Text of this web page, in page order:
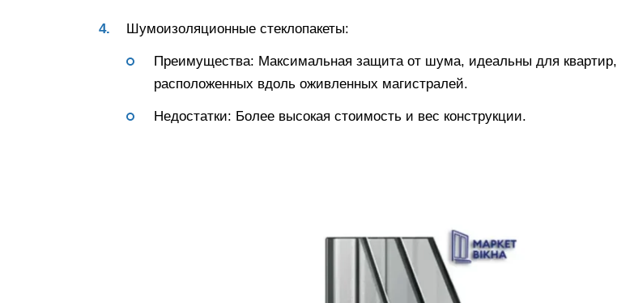
Шумоизоляционные стеклопакеты:
Преимущества: Максимальная защита от шума, идеальны для квартир,
расположенных вдоль оживленных магистралей.
Недостатки: Более высокая стоимость и вес конструкции.